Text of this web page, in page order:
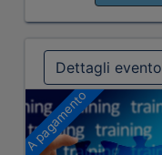
Dettagli evento
A pagamento